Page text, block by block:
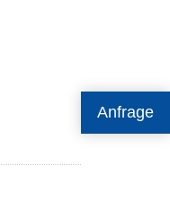
Anfrage